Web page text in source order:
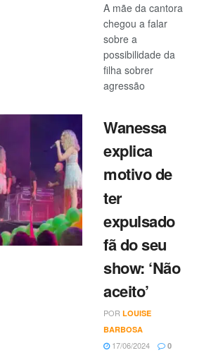
A mãe da cantora
chegou a falar
sobre a
possibilidade da
filha sobrer
agressão
Wanessa
explica
motivo de
ter
expulsado
fã do seu
show: ‘Não
aceito’
POR LOUISE
BARBOSA
17/06/2024 0